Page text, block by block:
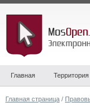
Главная Территория
Главная страница /